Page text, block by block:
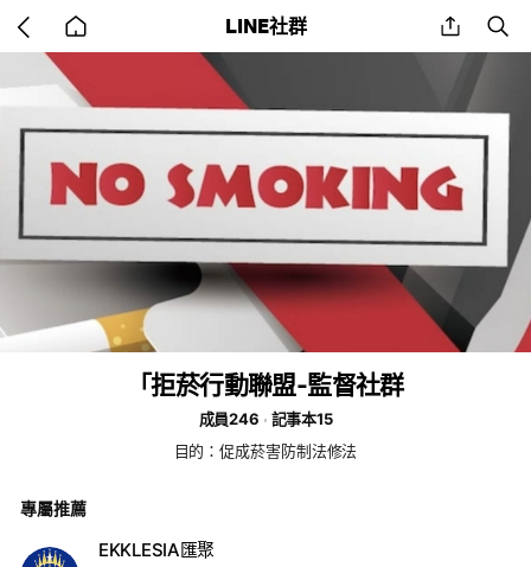
back
to
LINE社群 share
「拒菸行動聯盟-監督社群
成員246
記事本15
目的：促成菸害防制法修法
專屬推薦
EKKLESIA匯聚